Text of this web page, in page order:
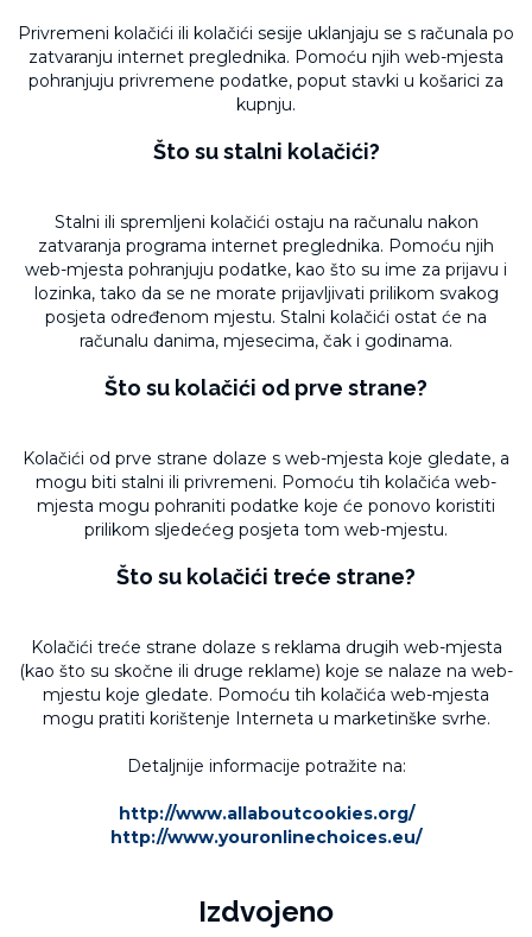
Privremeni kolačići ili kolačići sesije uklanjaju se s računala po
zatvaranju internet preglednika. Pomoću njih web-mjesta
pohranjuju privremene podatke, poput stavki u košarici za
kupnju.
Što su stalni kolačići?
Stalni ili spremljeni kolačići ostaju na računalu nakon
zatvaranja programa internet preglednika. Pomoću njih
web-mjesta pohranjuju podatke, kao što su ime za prijavu i
lozinka, tako da se ne morate prijavljivati prilikom svakog
posjeta određenom mjestu. Stalni kolačići ostat će na
računalu danima, mjesecima, čak i godinama.
Što su kolačići od prve strane?
Kolačići od prve strane dolaze s web-mjesta koje gledate, a
mogu biti stalni ili privremeni. Pomoću tih kolačića web-
mjesta mogu pohraniti podatke koje će ponovo koristiti
prilikom sljedećeg posjeta tom web-mjestu.
Što su kolačići treće strane?
Kolačići treće strane dolaze s reklama drugih web-mjesta
(kao što su skočne ili druge reklame) koje se nalaze na web-
mjestu koje gledate. Pomoću tih kolačića web-mjesta
mogu pratiti korištenje Interneta u marketinške svrhe.
Detaljnije informacije potražite na:
http://www.allaboutcookies.org/
http://www.youronlinechoices.eu/
Izdvojeno